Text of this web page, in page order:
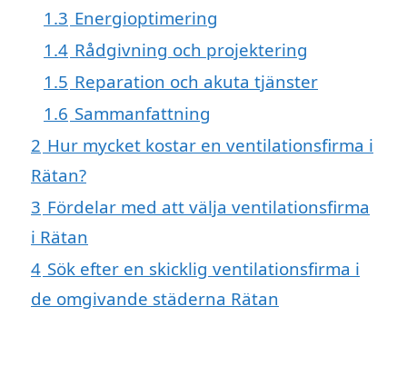
1.3 Energioptimering
1.4 Rådgivning och projektering
1.5 Reparation och akuta tjänster
1.6 Sammanfattning
2 Hur mycket kostar en ventilationsfirma i
Rätan?
3 Fördelar med att välja ventilationsfirma
i Rätan
4 Sök efter en skicklig ventilationsfirma i
de omgivande städerna Rätan